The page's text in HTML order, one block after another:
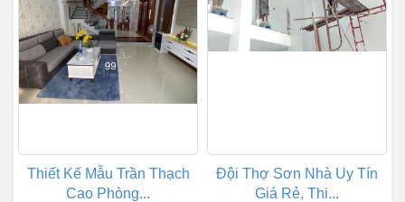
Thiết Kế Mẫu Trần Thạch
Cao Phòng...
Đội Thợ Sơn Nhà Uy Tín
Giá Rẻ, Thi...